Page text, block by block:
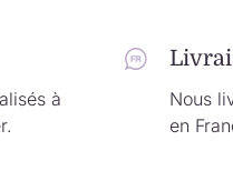
à
Nous
en